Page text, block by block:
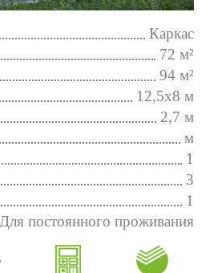
Каркас
72 м²
94 м²
12,5х8 м
2,7 м
м
1
3
1
Для постоянного проживания